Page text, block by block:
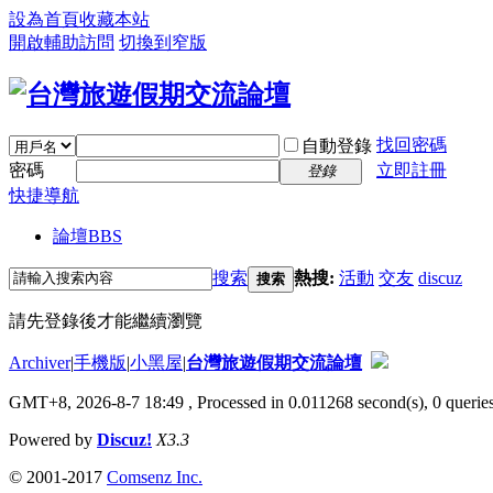
設為首頁收藏本站
開啟輔助訪問 切換到窄版
自動登錄 找回密碼
密碼
登錄
立即註冊
快捷導航
論壇BBS
搜索 搜索 熱搜: 活動 交友 discuz
請先登錄後才能繼續瀏覽
Archiver|手機版|小黑屋|台灣旅遊假期交流論壇
GMT+8, 2026-8-7 18:49 , Processed in 0.011268 second(s), 0
Powered by Discuz! X3.3
© 2001-2017 Comsenz Inc.